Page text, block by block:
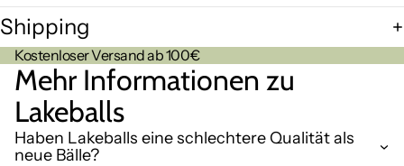
Shipping
Kostenloser Versand ab 100€
Mehr Informationen zu
Lakeballs
Haben Lakeballs eine schlechtere Qualität als
neue Bälle?